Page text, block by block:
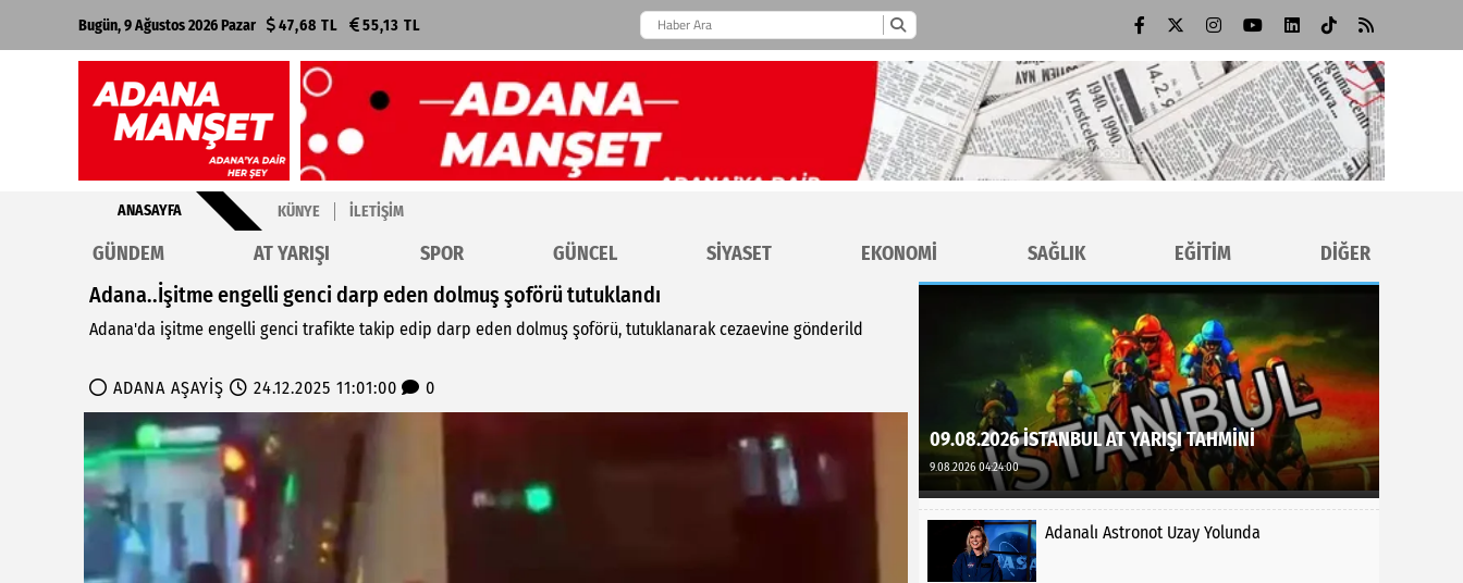
Bugün, 9 Ağustos 2026 Pazar 47,68 TL 55,13 TL
ANASAYFA KÜNYE İLETIŞIM
GÜNDEM AT YARIŞI SPOR GÜNCEL SİYASET EKONOMİ SAĞLIK EĞİTİM DİĞER
Adana..İşitme engelli genci darp eden dolmuş şoförü tutuklandı
Adana'da işitme engelli genci trafikte takip edip darp eden dolmuş şoförü, tutuklanarak cezaevine gönderild
ADANA AŞAYİŞ 24.12.2025 11:01:00 0
09.08.2026 İSTANBUL AT YARIŞI TAHMİNİ
9.08.2026 04:24:00
Adanalı Astronot Uzay Yolunda